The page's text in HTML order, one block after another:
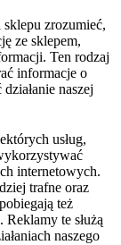
zrozumieć,
ze sklepem,
Ten rodzaj
informacje o
naszej
usług,
internetowych.
trafne oraz
też
te służą
naszego